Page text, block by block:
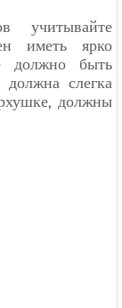
учитывайте
иметь ярко
должно быть
слегка
должны